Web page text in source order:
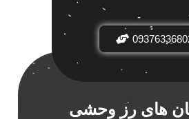
1
های رز وحشی